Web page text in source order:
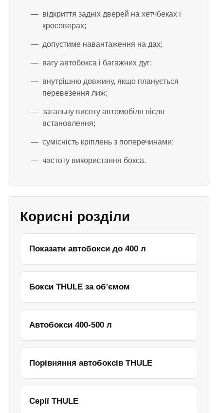
відкриття задніх дверей на хетчбеках і
кросоверах;
допустиме навантаження на дах;
вагу автобокса і багажних дуг;
внутрішню довжину, якщо планується
перевезення лиж;
загальну висоту автомобіля після
встановлення;
сумісність кріплень з поперечинами;
частоту використання бокса.
Корисні розділи
Показати автобокси до 400 л
Бокси THULE за об'ємом
Автобокси 400-500 л
Порівняння автобоксів THULE
Серії THULE